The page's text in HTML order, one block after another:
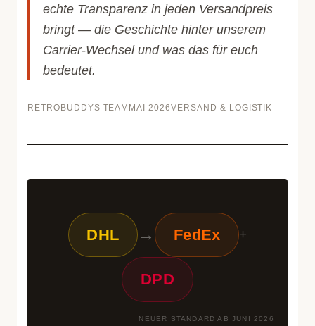
echte Transparenz in jeden Versandpreis
bringt — die Geschichte hinter unserem
Carrier-Wechsel und was das für euch
bedeutet.
RETROBUDDYS TEAM MAI 2026VERSAND & LOGISTIK
DHL → FedEx +
DPD
NEUER STANDARD AB JUNI 2026